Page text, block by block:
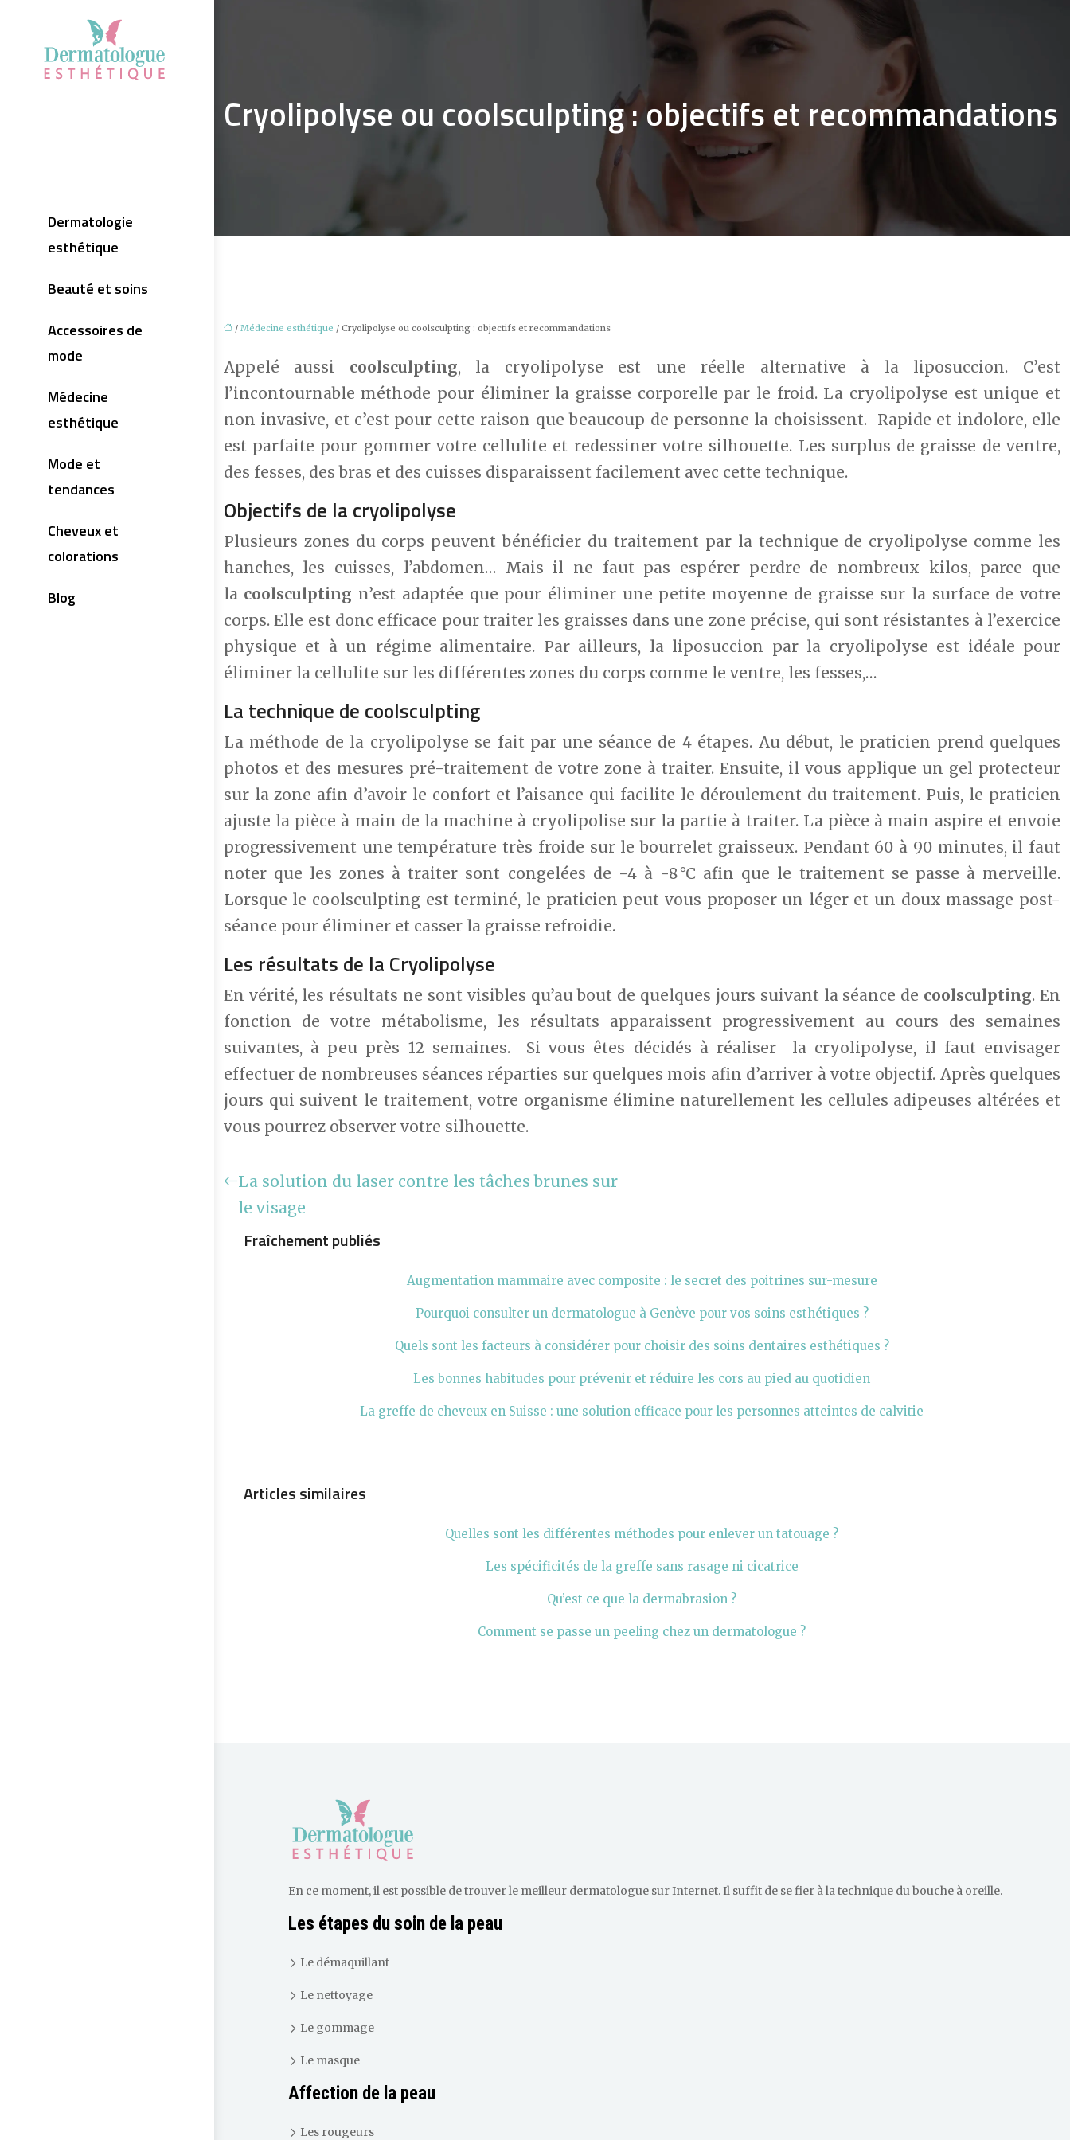
Dermatologie
esthétique
Beauté et soins
Accessoires de
mode
Médecine
esthétique
Mode et
tendances
Cheveux et
colorations
Blog
Cryolipolyse ou coolsculpting : objectifs et recommandations
/ Médecine esthétique / Cryolipolyse ou coolsculpting : objectifs et recommandations
Appelé aussi coolsculpting, la cryolipolyse est une réelle alternative à la liposuccion. C’est
l’incontournable méthode pour éliminer la graisse corporelle par le froid. La cryolipolyse est unique et
non invasive, et c’est pour cette raison que beaucoup de personne la choisissent. Rapide et indolore, elle
est parfaite pour gommer votre cellulite et redessiner votre silhouette. Les surplus de graisse de ventre,
des fesses, des bras et des cuisses disparaissent facilement avec cette technique.
Objectifs de la cryolipolyse
Plusieurs zones du corps peuvent bénéficier du traitement par la technique de cryolipolyse comme les
hanches, les cuisses, l’abdomen… Mais il ne faut pas espérer perdre de nombreux kilos, parce que
lacoolsculpting n’est adaptée que pour éliminer une petite moyenne de graisse sur la surface de votre
corps. Elle est donc efficace pour traiter les graisses dans une zone précise, qui sont résistantes à l’exercice
physique et à un régime alimentaire. Par ailleurs, la liposuccion par la cryolipolyse est idéale pour
éliminer la cellulite sur les différentes zones du corps comme le ventre, les fesses,…
La technique de coolsculpting
La méthode de la cryolipolyse se fait par une séance de 4 étapes. Au début, le praticien prend quelques
photos et des mesures pré-traitement de votre zone à traiter. Ensuite, il vous applique un gel protecteur
sur la zone afin d’avoir le confort et l’aisance qui facilite le déroulement du traitement. Puis, le praticien
ajuste la pièce à main de la machine à cryolipolise sur la partie à traiter. La pièce à main aspire et envoie
progressivement une température très froide sur le bourrelet graisseux. Pendant 60 à 90 minutes, il faut
noter que les zones à traiter sont congelées de -4 à -8 °C afin que le traitement se passe à merveille.
Lorsque le coolsculpting est terminé, le praticien peut vous proposer un léger et un doux massage post-
séance pour éliminer et casser la graisse refroidie.
Les résultats de la Cryolipolyse
En vérité, les résultats ne sont visibles qu’au bout de quelques jours suivant la séance de coolsculpting. En
fonction de votre métabolisme, les résultats apparaissent progressivement au cours des semaines
suivantes, à peu près 12 semaines. Si vous êtes décidés à réaliser la cryolipolyse, il faut envisager
effectuer de nombreuses séances réparties sur quelques mois afin d’arriver à votre objectif. Après quelques
jours qui suivent le traitement, votre organisme élimine naturellement les cellules adipeuses altérées et
vous pourrez observer votre silhouette.
La solution du laser contre les tâches brunes sur
le visage
Fraîchement publiés
Augmentation mammaire avec composite : le secret des poitrines sur-mesure
Pourquoi consulter un dermatologue à Genève pour vos soins esthétiques ?
Quels sont les facteurs à considérer pour choisir des soins dentaires esthétiques ?
Les bonnes habitudes pour prévenir et réduire les cors au pied au quotidien
La greffe de cheveux en Suisse : une solution efficace pour les personnes atteintes de calvitie
Articles similaires
Quelles sont les différentes méthodes pour enlever un tatouage ?
Les spécificités de la greffe sans rasage ni cicatrice
Qu’est ce que la dermabrasion ?
Comment se passe un peeling chez un dermatologue ?
En ce moment, il est possible de trouver le meilleur dermatologue sur Internet. Il suffit de se fier à la technique du bouche à oreille.
Les étapes du soin de la peau
Le démaquillant
Le nettoyage
Le gommage
Le masque
Affection de la peau
Les rougeurs